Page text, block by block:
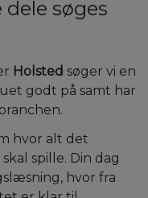
søges
Holsted søger vi en
godt på samt har
hvor alt det
spille. Din dag
hvor fra